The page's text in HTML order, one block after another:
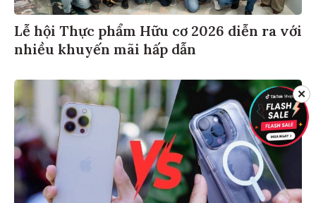
Lễ hội Thực phẩm Hữu cơ 2026 diễn ra với
nhiều khuyến mãi hấp dẫn
✕